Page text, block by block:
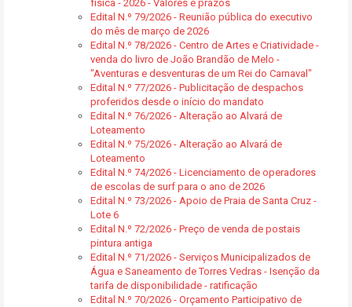
física - 2026 - Valores e prazos
Edital N.º 79/2026 - Reunião pública do executivo
do mês de março de 2026
Edital N.º 78/2026 - Centro de Artes e Criatividade -
venda do livro de João Brandão de Melo -
"Aventuras e desventuras de um Rei do Carnaval"
Edital N.º 77/2026 - Publicitação de despachos
proferidos desde o início do mandato
Edital N.º 76/2026 - Alteração ao Alvará de
Loteamento
Edital N.º 75/2026 - Alteração ao Alvará de
Loteamento
Edital N.º 74/2026 - Licenciamento de operadores
de escolas de surf para o ano de 2026
Edital N.º 73/2026 - Apoio de Praia de Santa Cruz -
Lote 6
Edital N.º 72/2026 - Preço de venda de postais
pintura antiga
Edital N.º 71/2026 - Serviços Municipalizados de
Água e Saneamento de Torres Vedras - Isenção da
tarifa de disponibilidade - ratificação
Edital N.º 70/2026 - Orçamento Participativo de